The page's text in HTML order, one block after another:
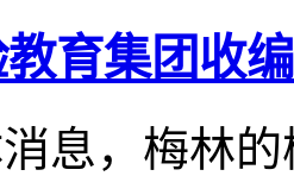
育集团收
息，梅林